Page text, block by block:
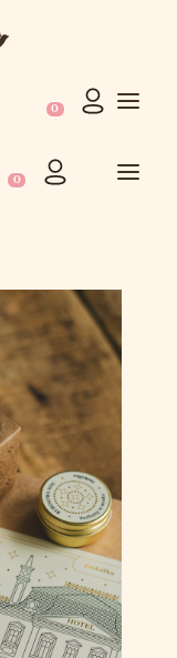
Produkty w
Produkty w koszyku: